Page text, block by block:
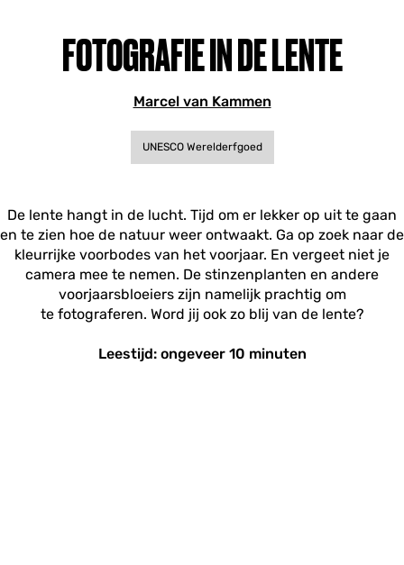
FOTOGRAFIE IN DE LENTE
Marcel van Kammen
UNESCO Werelderfgoed
De lente hangt in de lucht. Tijd om er lekker op uit te gaan
en te zien hoe de natuur weer ontwaakt. Ga op zoek naar de
kleurrijke voorbodes van het voorjaar. En vergeet niet je
camera mee te nemen. De stinzenplanten en andere
voorjaarsbloeiers zijn namelijk prachtig om
te fotograferen. Word jij ook zo blij van de lente?
Leestijd: ongeveer 10 minuten